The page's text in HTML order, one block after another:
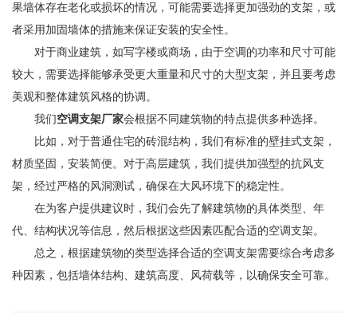
果墙体存在老化或损坏的情况，可能需要选择更加强劲的支架，或
者采用加固墙体的措施来保证安装的安全性。
对于商业建筑，如写字楼或商场，由于空调的功率和尺寸可能
较大，需要选择能够承受更大重量和尺寸的大型支架，并且要考虑
美观和整体建筑风格的协调。
我们 空调支架厂家会根据不同建筑物的特点提供多种选择。
比如，对于普通住宅的砖混结构，我们有标准的壁挂式支架，
材质坚固，安装简便。对于高层建筑，我们提供加强型的抗风支
架，经过严格的风洞测试，确保在大风环境下的稳定性。
在为客户提供建议时，我们会先了解建筑物的具体类型、年
代、结构状况等信息，然后根据这些因素匹配合适的空调支架。
总之，根据建筑物的类型选择合适的空调支架需要综合考虑多
种因素，包括墙体结构、建筑高度、风荷载等，以确保安全可靠。